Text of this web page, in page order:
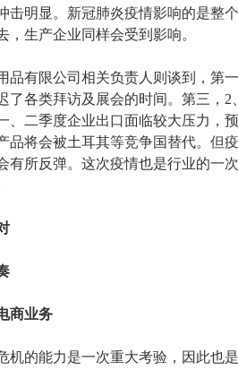
击明显。新冠肺炎疫情影响的是整
，生产企业同样会受到影响。
有限公司相关负责人则谈到，第一
了各类拜访及展会的时间。第三，
、二季度企业出口面临较大压力，
品将会被土耳其等竞争国替代。但
有所反弹。这次疫情也是行业的一
商业务
的能力是一次重大考验，因此也是